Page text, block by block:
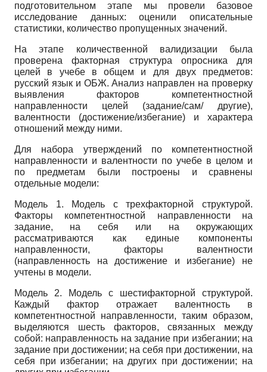
подготовительном этапе мы провели базовое
исследование данных: оценили описательные
статистики, количество пропущенных значений.
На этапе количественной валидизации была
проверена факторная структура опросника для
целей в учебе в общем и для двух предметов:
русский язык и ОБЖ. Анализ направлен на проверку
выявления факторов компетентностной
направленности целей (задание/сам/ другие),
валентности (достижение/избегание) и характера
отношений между ними.
Для набора утверждений по компетентностной
направленности и валентности по учебе в целом и
по предметам были построены и сравнены
отдельные модели:
Модель 1. Модель с трехфакторной структурой.
Факторы компетентностной направленности на
задание, на себя или на окружающих
рассматриваются как единые компоненты
направленности, факторы валентности
(направленность на достижение и избегание) не
учтены в модели.
Модель 2. Модель с шестифакторной структурой.
Каждый фактор отражает валентность в
компетентностной направленности, таким образом,
выделяются шесть факторов, связанных между
собой: направленность на задание при избегании; на
задание при достижении; на себя при достижении, на
себя при избегании; на других при достижении; на